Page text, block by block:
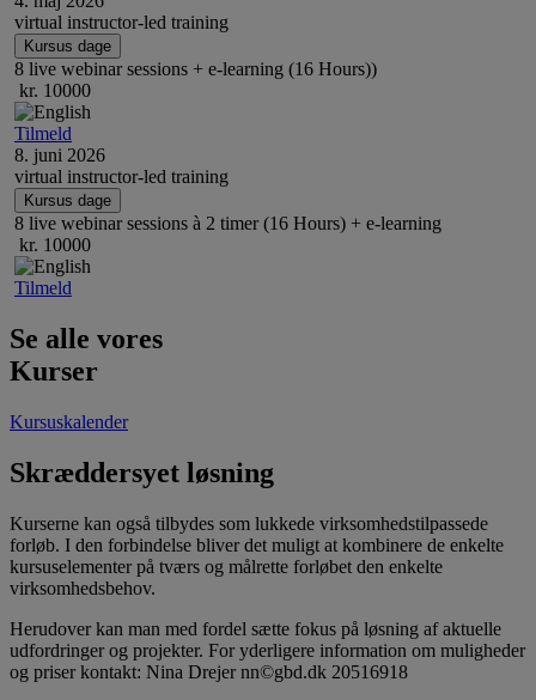
virtual instructor-led training
Kursus dage
8 live webinar sessions + e-learning (16 Hours))
kr. 10000
Tilmeld
8. juni 2026
virtual instructor-led training
Kursus dage
8 live webinar sessions à 2 timer (16 Hours) + e-learning
kr. 10000
Tilmeld
Se alle vores
Kurser
Kursuskalender
Skræddersyet løsning
Kurserne kan også tilbydes som lukkede virksomhedstilpassede
forløb. I den forbindelse bliver det muligt at kombinere de enkelte
kursuselementer på tværs og målrette forløbet den enkelte
virksomhedsbehov.
Herudover kan man med fordel sætte fokus på løsning af aktuelle
udfordringer og projekter. For yderligere information om muligheder
og priser kontakt: Nina Drejer nn©gbd.dk 20516918